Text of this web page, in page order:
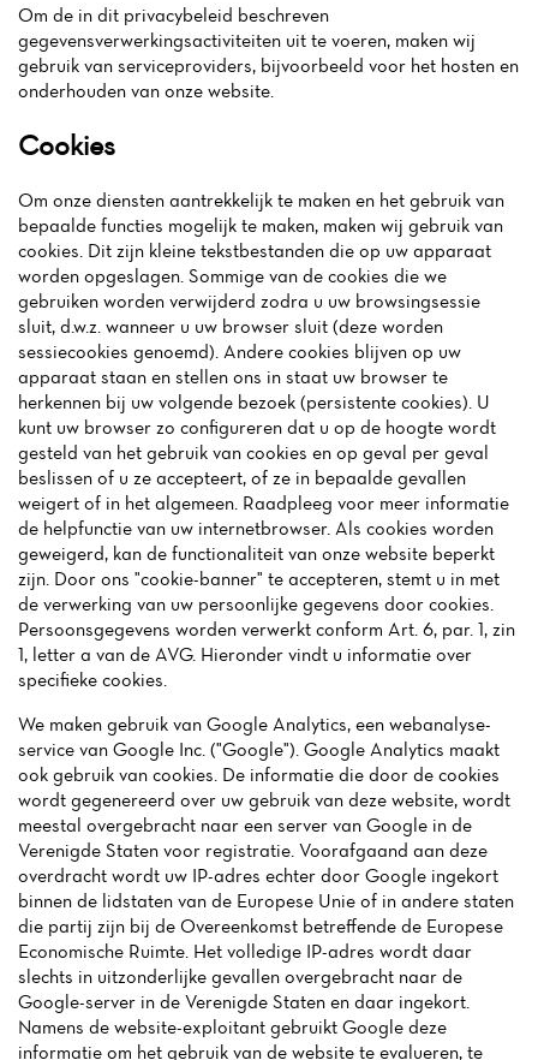
Om de in dit privacybeleid beschreven
gegevensverwerkingsactiviteiten uit te voeren, maken wij
gebruik van serviceproviders, bijvoorbeeld voor het hosten en
onderhouden van onze website.
Cookies
Om onze diensten aantrekkelijk te maken en het gebruik van
bepaalde functies mogelijk te maken, maken wij gebruik van
cookies. Dit zijn kleine tekstbestanden die op uw apparaat
worden opgeslagen. Sommige van de cookies die we
gebruiken worden verwijderd zodra u uw browsingsessie
sluit, d.w.z. wanneer u uw browser sluit (deze worden
sessiecookies genoemd). Andere cookies blijven op uw
apparaat staan en stellen ons in staat uw browser te
herkennen bij uw volgende bezoek (persistente cookies). U
kunt uw browser zo configureren dat u op de hoogte wordt
gesteld van het gebruik van cookies en op geval per geval
beslissen of u ze accepteert, of ze in bepaalde gevallen
weigert of in het algemeen. Raadpleeg voor meer informatie
de helpfunctie van uw internetbrowser. Als cookies worden
geweigerd, kan de functionaliteit van onze website beperkt
zijn. Door ons "cookie-banner" te accepteren, stemt u in met
de verwerking van uw persoonlijke gegevens door cookies.
Persoonsgegevens worden verwerkt conform Art. 6, par. 1, zin
1, letter a van de AVG. Hieronder vindt u informatie over
specifieke cookies.
We maken gebruik van Google Analytics, een webanalyse-
service van Google Inc. ("Google"). Google Analytics maakt
ook gebruik van cookies. De informatie die door de cookies
wordt gegenereerd over uw gebruik van deze website, wordt
meestal overgebracht naar een server van Google in de
Verenigde Staten voor registratie. Voorafgaand aan deze
overdracht wordt uw IP-adres echter door Google ingekort
binnen de lidstaten van de Europese Unie of in andere staten
die partij zijn bij de Overeenkomst betreffende de Europese
Economische Ruimte. Het volledige IP-adres wordt daar
slechts in uitzonderlijke gevallen overgebracht naar de
Google-server in de Verenigde Staten en daar ingekort.
Namens de website-exploitant gebruikt Google deze
informatie om het gebruik van de website te evalueren, te
Home